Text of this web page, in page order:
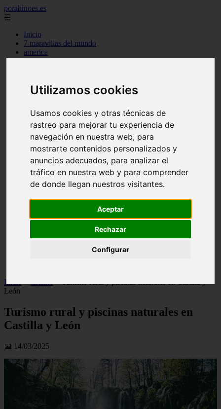
Utilizamos cookies
Usamos cookies y otras técnicas de
rastreo para mejorar tu experiencia de
navegación en nuestra web, para
mostrarte contenidos personalizados y
anuncios adecuados, para analizar el
tráfico en nuestra web y para comprender
de donde llegan nuestros visitantes.
Aceptar
Rechazar
Configurar
porahinoes.es
☰
Inicio
7 maravillas del mundo
america
c cordoba
c entre rios
c mendoza
c neuquen
c provincias
c rio negro
c santa fe
c tierra de fuego
c tucuman
c zona austral
carmen
destinos
lanzarote
monumentos
Inicio
León
Turismo rural y piscinas naturales en
Castilla y León
📅 14/03/2025